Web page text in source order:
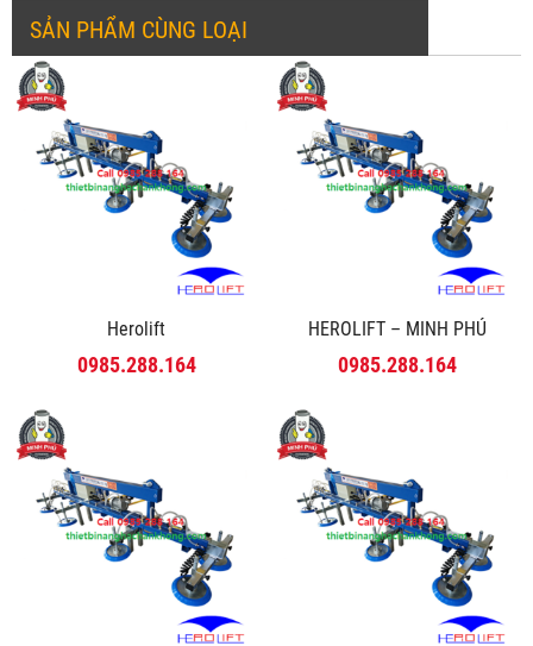
SẢN PHẨM CÙNG LOẠI
Herolift
0985.288.164
HEROLIFT – MINH PHÚ
0985.288.164